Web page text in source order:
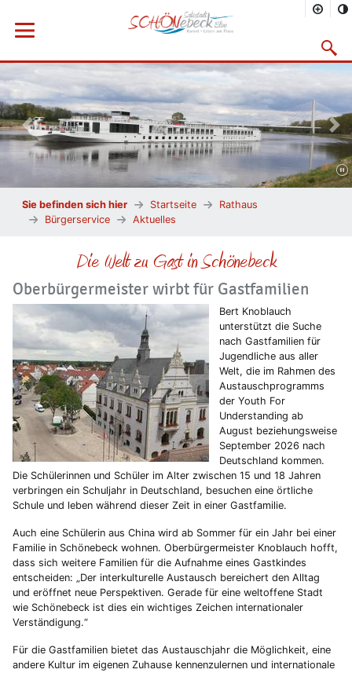
Menü öffnen
Vorheriges Bild
Sie befinden sich hier Startseite
Rathaus
Bürgerservice
Aktuelles
Die Welt zu Gast in Schönebeck
Oberbürgermeister wirbt für Gastfamilien
Bert Knoblauch
unterstützt die Suche
nach Gastfamilien für
Jugendliche aus aller
Welt, die im Rahmen des
Austauschprogramms
der Youth For
Understanding ab
August beziehungsweise
September 2026 nach
Deutschland kommen.
Die Schülerinnen und Schüler im Alter zwischen 15 und 18 Jahren
verbringen ein Schuljahr in Deutschland, besuchen eine örtliche
Schule und leben während dieser Zeit in einer Gastfamilie.
Auch eine Schülerin aus China wird ab Sommer für ein Jahr bei einer
Familie in Schönebeck wohnen. Oberbürgermeister Knoblauch hofft,
dass sich weitere Familien für die Aufnahme eines Gastkindes
entscheiden: „Der interkulturelle Austausch bereichert den Alltag
und eröffnet neue Perspektiven. Gerade für eine weltoffene Stadt
wie Schönebeck ist dies ein wichtiges Zeichen internationaler
Verständigung.“
Für die Gastfamilien bietet das Austauschjahr die Möglichkeit, eine
andere Kultur im eigenen Zuhause kennenzulernen und internationale